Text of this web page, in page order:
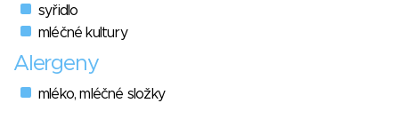
syřidlo
mléčné kultury
Alergeny
mléko, mléčné složky